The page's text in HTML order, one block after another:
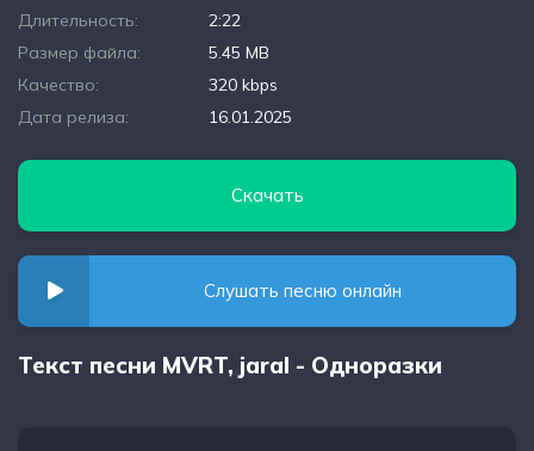
Длительность:
2:22
Размер файла:
5.45 MB
Качество:
320 kbps
Дата релиза:
16.01.2025
Скачать
Слушать песню онлайн
Текст песни MVRT, jaral - Одноразки